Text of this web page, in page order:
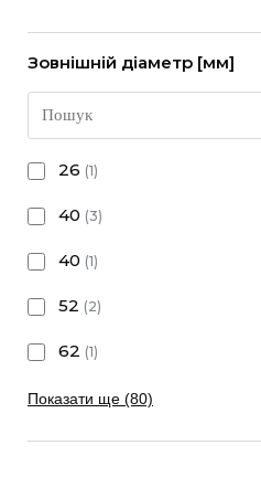
Зовнішній діаметр [мм]
26 (1)
40 (3)
40 (1)
52 (2)
62 (1)
Показати ще (80)